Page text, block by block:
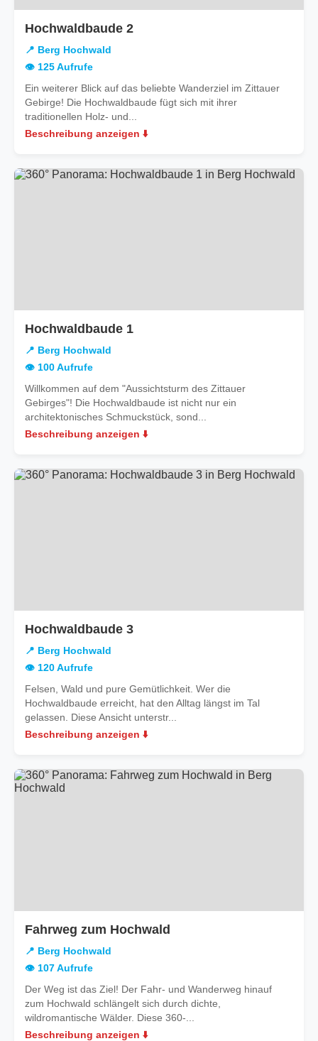
Hochwaldbaude 2
📍 Berg Hochwald
👁️ 125 Aufrufe
Ein weiterer Blick auf das beliebte Wanderziel im Zittauer
Gebirge! Die Hochwaldbaude fügt sich mit ihrer
traditionellen Holz- und...
Beschreibung anzeigen ⬇️
Hochwaldbaude 1
📍 Berg Hochwald
👁️ 100 Aufrufe
Willkommen auf dem "Aussichtsturm des Zittauer
Gebirges"! Die Hochwaldbaude ist nicht nur ein
architektonisches Schmuckstück, sond...
Beschreibung anzeigen ⬇️
Hochwaldbaude 3in
📍 Berg Hochwald
👁️ 120 Aufrufe
Felsen, Wald und pure Gemütlichkeit. Wer die
Hochwaldbaude erreicht, hat den Alltag längst im Tal
gelassen. Diese Ansicht unterstr...
Beschreibung anzeigen ⬇️
Fahrweg zum Hochwald
📍 Berg Hochwald
👁️ 107 Aufrufe
Der Weg ist das Ziel! Der Fahr- und Wanderweg hinauf
zum Hochwald schlängelt sich durch dichte,
wildromantische Wälder. Diese 360-...
Beschreibung anzeigen ⬇️